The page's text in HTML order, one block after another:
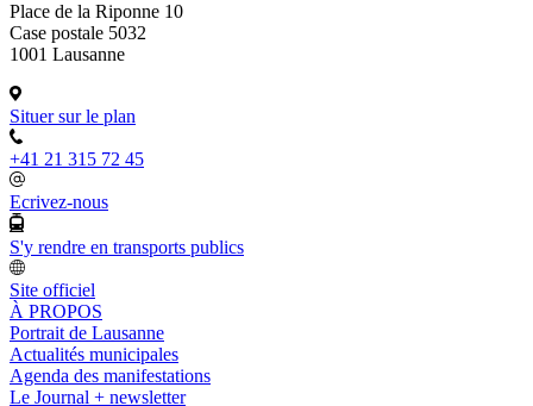
Place de la Riponne 10
Case postale 5032
1001 Lausanne
Situer sur le plan
+41 21 315 72 45
Ecrivez-nous
S'y rendre en transports publics
Site officiel
À PROPOS
Portrait de Lausanne
Actualités municipales
Agenda des manifestations
Le Journal + newsletter